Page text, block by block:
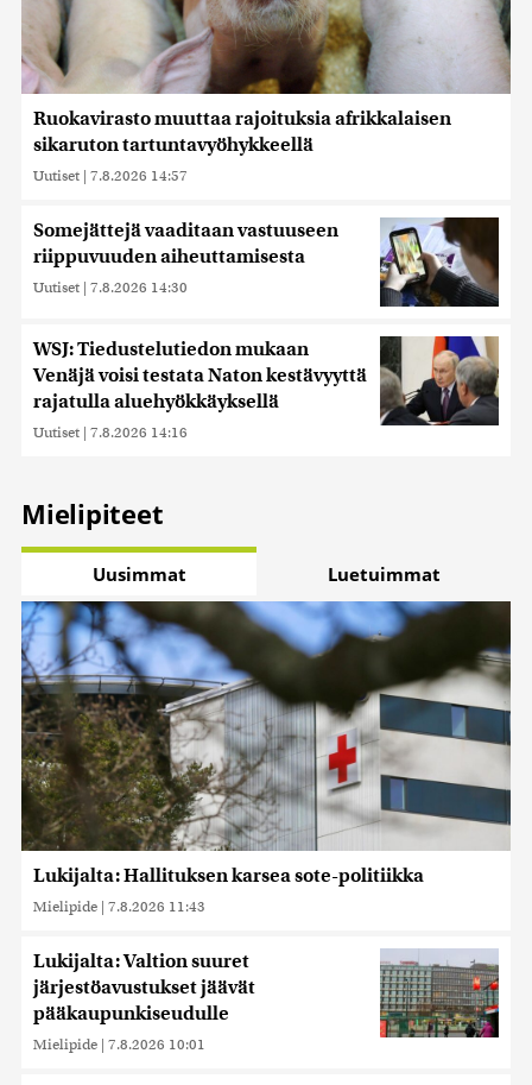
Ruokavirasto muuttaa rajoituksia afrikkalaisen
sikaruton tartuntavyöhykkeellä
Uutiset | 7.8.2026 14:57
Somejättejä vaaditaan vastuuseen
riippuvuuden aiheuttamisesta
Uutiset | 7.8.2026 14:30
WSJ: Tiedustelutiedon mukaan
Venäjä voisi testata Naton kestävyyttä
rajatulla aluehyökkäyksellä
Uutiset | 7.8.2026 14:16
Mielipiteet
Uusimmat Luetuimmat
Lukijalta: Hallituksen karsea sote-politiikka
Mielipide | 7.8.2026 11:43
Lukijalta: Valtion suuret
järjestöavustukset jäävät
pääkaupunkiseudulle
Mielipide | 7.8.2026 10:01